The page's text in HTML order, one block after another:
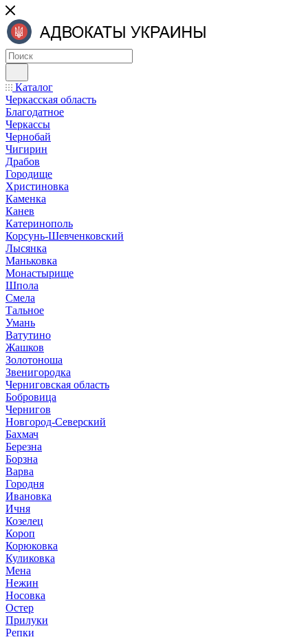
Каталог
Черкасская область
Благодатное
Черкассы
Чернобай
Чигирин
Драбов
Городище
Христиновка
Каменка
Канев
Катеринополь
Корсунь-Шевченковский
Лысянка
Маньковка
Монастырище
Шпола
Смела
Тальное
Умань
Ватутино
Жашков
Золотоноша
Звенигородка
Черниговская область
Бобровица
Чернигов
Новгород-Северский
Бахмач
Березна
Борзна
Варва
Городня
Ивановка
Ичня
Козелец
Короп
Корюковка
Куликовка
Мена
Нежин
Носовка
Остер
Прилуки
Репки